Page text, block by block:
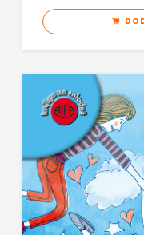
HERCEG-
ROCKMARK
SALESIANA
SANDORF
Scriptura
media